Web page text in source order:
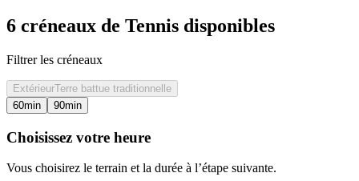
6 créneaux de Tennis disponibles
Filtrer les créneaux
ExtérieurTerre battue traditionnelle
60min 90min
Choisissez votre heure
Vous choisirez le terrain et la durée à l’étape suivante.